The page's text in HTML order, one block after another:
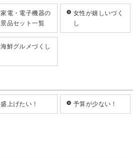
家電・電子機器の
景品セット一覧
女性が嬉しいづく
し
海鮮グルメづくし
盛上げたい！ 予算が少ない！